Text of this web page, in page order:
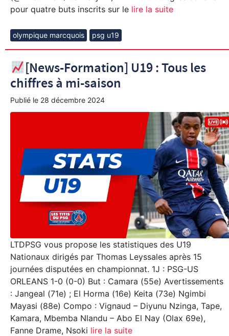
pour quatre buts inscrits sur le lire la suite
olympique marcquois psg u19
[News-Formation] U19 : Tous les
chiffres à mi-saison
Publié le 28 décembre 2024
LTDPSG vous propose les statistiques des U19
Nationaux dirigés par Thomas Leyssales après 15
journées disputées en championnat. 1J : PSG-US
ORLEANS 1-0 (0-0) But : Camara (55e) Avertissements
: Jangeal (71e) ; El Horma (16e) Keita (73e) Ngimbi
Mayasi (88e) Compo : Vignaud – Diyunu Nzinga, Tape,
Kamara, Mbemba Nlandu – Abo El Nay (Olax 69e),
Fanne Drame, Nsoki lire la suite